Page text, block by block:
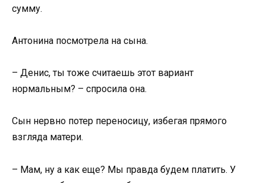
сумму.
Антонина посмотрела на сына.
– Денис, ты тоже считаешь этот вариант
нормальным? – спросила она.
Сын нервно потер переносицу, избегая прямого
взгляда матери.
– Мам, ну а как еще? Мы правда будем платить. У